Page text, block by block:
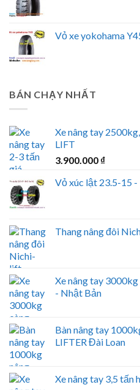
Vỏ xe yokohama
BÁN CHẠY NHẤT
Xe nâng tay
LIFT
3.900.000 ₫
Vỏ xúc lật 23.5-15
Thang nâng đôi
Xe nâng tay
- Nhật Bản
Bàn nâng tay
LIFTER Đài Loan
Xe nâng tay 3,5 tấn